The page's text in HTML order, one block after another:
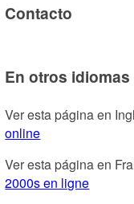
Contacto
En otros idiomas
Ver esta página en
online
Ver esta página en
2000s en ligne